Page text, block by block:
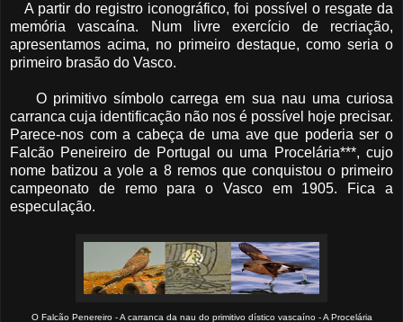
A partir do registro iconográfico, foi possível o resgate da
memória vascaína. Num livre exercício de recriação,
apresentamos acima, no primeiro destaque, como seria o
primeiro brasão do Vasco.
O primitivo símbolo carrega em sua nau uma curiosa
carranca cuja identificação não nos é possível hoje precisar.
Parece-nos com a cabeça de uma ave que poderia ser o
Falcão Peneireiro de Portugal ou uma Procelária***, cujo
nome batizou a yole a 8 remos que conquistou o primeiro
campeonato de remo para o Vasco em 1905. Fica a
especulação.
O Falcão Penereiro - A carranca da nau do primitivo dístico vascaíno - A Procelária